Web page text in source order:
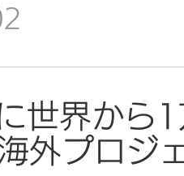
世界から
外プロジ